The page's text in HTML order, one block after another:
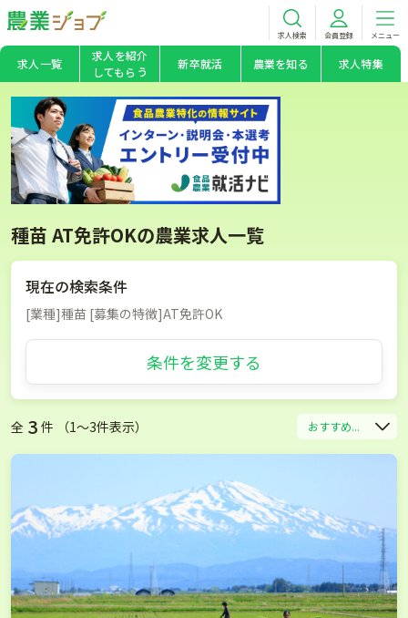
求人検索 会員登録 メニュー
求人一覧
求人を紹介
してもらう
新卒就活 農業を知る 求人特集
種苗 AT免許OKの農業求人一覧
現在の検索条件
[業種]種苗 [募集の特徴]AT免許OK
条件を変更する
全 3 件 （1〜3件表示） おすすめ...